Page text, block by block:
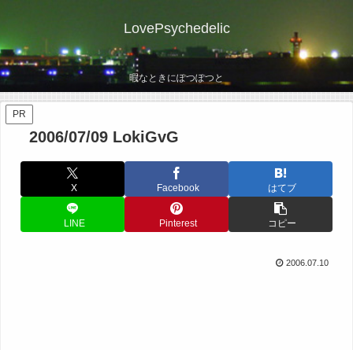
LovePsychedelic
暇なときにぽつぽつと
PR
2006/07/09 LokiGvG
X Facebook はてブ
LINE Pinterest コピー
2006.07.10